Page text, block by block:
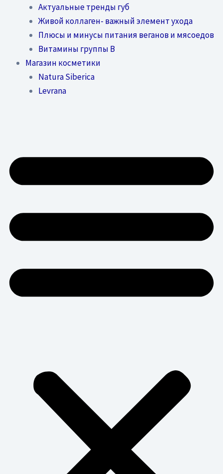
Актуальные тренды губ
Живой коллаген- важный элемент ухода
Плюсы и минусы питания веганов и мясоедов
Витамины группы В
Магазин косметики
Natura Siberica
Levrana